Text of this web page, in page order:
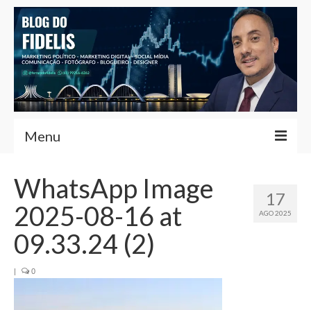
Menu
Fernando Fidelis
Café com Fidelis
17
AGO 2025
WhatsApp Image
2025-08-16 at
09.33.24 (2)
| 0